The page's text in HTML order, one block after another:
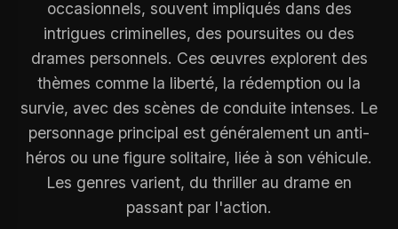
occasionnels, souvent impliqués dans des
intrigues criminelles, des poursuites ou des
drames personnels. Ces œuvres explorent des
thèmes comme la liberté, la rédemption ou la
survie, avec des scènes de conduite intenses. Le
personnage principal est généralement un anti-
héros ou une figure solitaire, liée à son véhicule.
Les genres varient, du thriller au drame en
passant par l'action.